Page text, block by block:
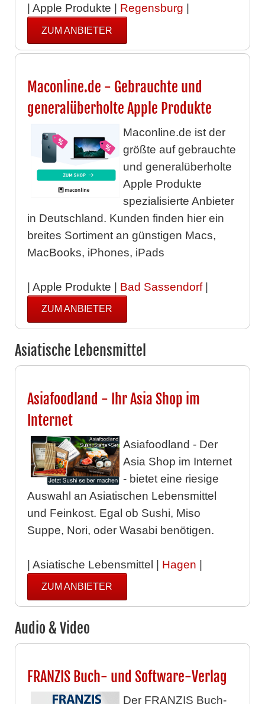
| Apple Produkte | Regensburg
ZUM ANBIETER
Maconline.de - Gebrauchte und
generalüberholte Apple Produkte
Maconline.de ist der
größte auf gebrauchte
und generalüberholte
Apple Produkte
spezialisierte Anbieter
in Deutschland. Kunden finden hier ein
breites Sortiment an günstigen Macs,
MacBooks, iPhones, iPads
| Apple Produkte | Bad Sassendorf|
ZUM ANBIETER
Asiatische Lebensmittel
Asiafoodland - Ihr Asia Shop im
Internet
Asiafoodland - Der
Asia Shop im Internet
- bietet eine riesige
Auswahl an Asiatischen Lebensmittel
und Feinkost. Egal ob Sushi, Miso
Suppe, Nori, oder Wasabi benötigen.
| Asiatische Lebensmittel | Hagen |
ZUM ANBIETER
Audio & Video
FRANZIS Buch- und Software-Verlag
Der FRANZIS Buch-